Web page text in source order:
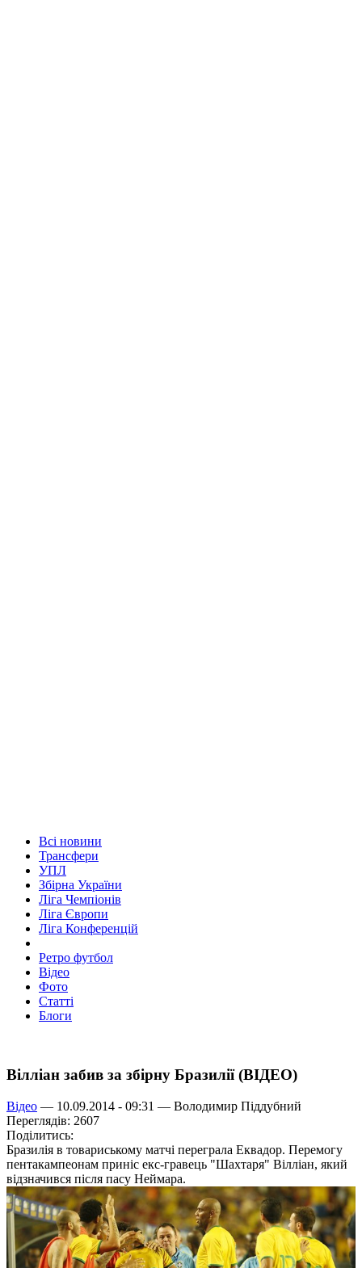
Всі новини
Трансфери
УПЛ
Збірна України
Ліга Чемпіонів
Ліга Європи
Ліга Конференцій
Ретро футбол
Відео
Фото
Статті
Блоги
Вілліан забив за збірну Бразилії (ВІДЕО)
Відео — 10.09.2014 - 09:31 — Володимир Піддубний
Переглядів: 2607
Поділитись:
Бразилія в товариському матчі переграла Еквадор. Перемогу
пентакампеонам приніс екс-гравець "Шахтаря" Вілліан, який
відзначився після пасу Неймара.